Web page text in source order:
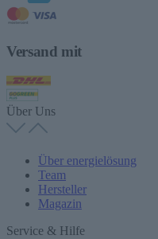
Versand mit
Über Uns
Über energielösung
Team
Hersteller
Magazin
Service & Hilfe